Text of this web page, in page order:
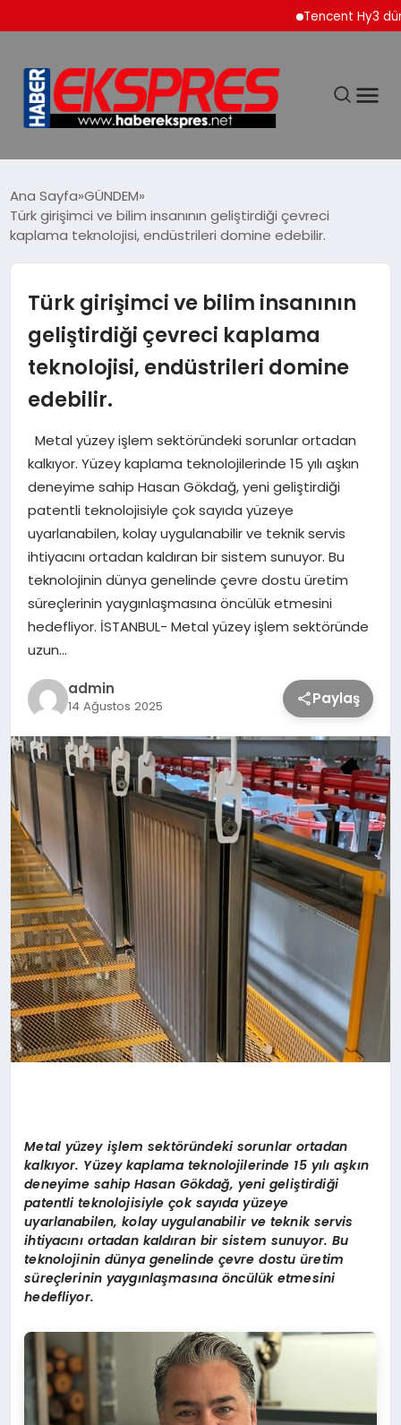
Tencent Hy3 dünya
EKONOMİ
SİYASET
SPOR
YAŞAM
TEKNOLOJİ
SAĞLIK
MAGAZİN
EĞİTİM
Ana Sayfa GÜNDEM
Türk girişimci ve bilim insanının geliştirdiği çevreci
kaplama teknolojisi, endüstrileri domine edebilir.
Türk girişimci ve bilim insanının
geliştirdiği çevreci kaplama
teknolojisi, endüstrileri domine
edebilir.
Metal yüzey işlem sektöründeki sorunlar ortadan
kalkıyor. Yüzey kaplama teknolojilerinde 15 yılı aşkın
deneyime sahip Hasan Gökdağ, yeni geliştirdiği
patentli teknolojisiyle çok sayıda yüzeye
uyarlanabilen, kolay uygulanabilir ve teknik servis
ihtiyacını ortadan kaldıran bir sistem sunuyor. Bu
teknolojinin dünya genelinde çevre dostu üretim
süreçlerinin yaygınlaşmasına öncülük etmesini
hedefliyor. İSTANBUL- Metal yüzey işlem sektöründe
uzun…
admin
14 Ağustos 2025 Paylaş
Metal yüzey işlem sektöründeki sorunlar ortadan
kalkıyor. Yüzey kaplama teknolojilerinde 15 yılı aşkın
deneyime sahip Hasan Gökdağ, yeni geliştirdiği
patentli teknolojisiyle çok sayıda yüzeye
uyarlanabilen, kolay uygulanabilir ve teknik servis
ihtiyacını ortadan kaldıran bir sistem sunuyor. Bu
teknolojinin dünya genelinde çevre dostu üretim
süreçlerinin yaygınlaşmasına öncülük etmesini
hedefliyor.